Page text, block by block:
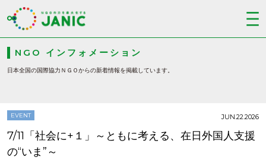
NGO インフォメーション
日本全国の国際協力ＮＧＯからの新着情報を掲載しています。
EVENT
7/11「社会に+１」～ともに考える、在日外国人支援
の“いま”～
JUN.22.2026